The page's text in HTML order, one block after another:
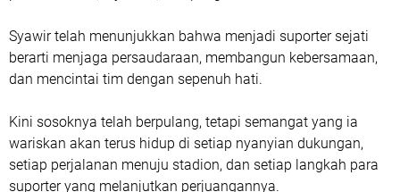
Syawir telah menunjukkan bahwa menjadi suporter sejati
berarti menjaga persaudaraan, membangun kebersamaan,
dan mencintai tim dengan sepenuh hati.
Kini sosoknya telah berpulang, tetapi semangat yang ia
wariskan akan terus hidup di setiap nyanyian dukungan,
setiap perjalanan menuju stadion, dan setiap langkah para
suporter yang melanjutkan perjuangannya.